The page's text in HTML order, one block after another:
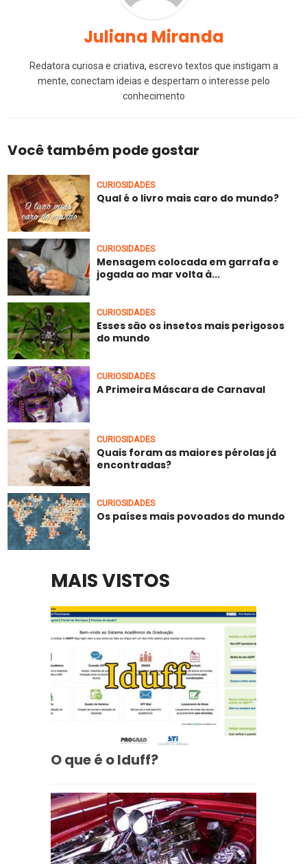
Juliana Miranda
Redatora curiosa e criativa, escrevo textos que instigam a
mente, conectam ideias e despertam o interesse pelo
conhecimento
Você também pode gostar
CURIOSIDADES
Qual é o livro mais caro do mundo?
CURIOSIDADES
Mensagem colocada em garrafa e
jogada ao mar volta à...
CURIOSIDADES
Esses são os insetos mais perigosos
do mundo
CURIOSIDADES
A Primeira Máscara de Carnaval
CURIOSIDADES
Quais foram as maiores pérolas já
encontradas?
CURIOSIDADES
Os países mais povoados do mundo
MAIS VISTOS
O que é o Iduff?